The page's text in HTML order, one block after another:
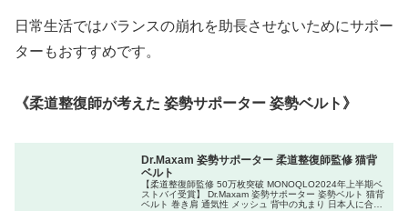
日常生活ではバランスの崩れを助長させないためにサポー
ターもおすすめです。
《柔道整復師が考えた 姿勢サポーター 姿勢ベルト》
Dr.Maxam 姿勢サポーター 柔道整復師監修 猫背
ベルト
【柔道整復師監修 50万枚突破 MONOQLO2024年上半期ベ
ストバイ受賞】 Dr.Maxam 姿勢サポーター 姿勢ベルト 猫背
ベルト 巻き肩 通気性 メッシュ 背中の丸まり 日本人に合わ